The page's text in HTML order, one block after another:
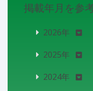
掲載年月を参
2026年
2025年
2024年